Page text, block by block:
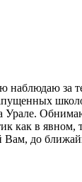
наблюдаю за
как в явном,
до